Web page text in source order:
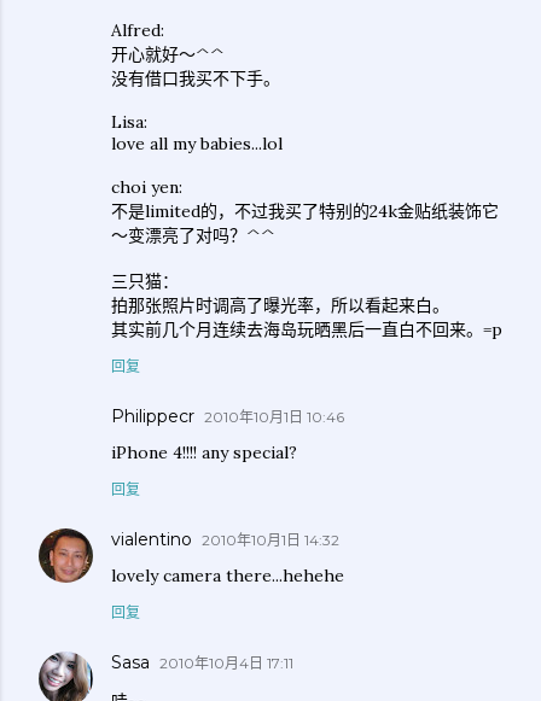
Alfred:
开心就好～^^
没有借口我买不下手。
Lisa:
love all my babies...lol
choi yen:
不是limited的，不过我买了特别的24k金贴纸装饰它
～变漂亮了对吗？^^
三只猫：
拍那张照片时调高了曝光率，所以看起来白。
其实前几个月连续去海岛玩晒黑后一直白不回来。=p
回复
Philippecr 2010年10月1日 10:46
iPhone 4!!!! any special?
回复
vialentino 2010年10月1日 14:32
lovely camera there...hehehe
回复
Sasa 2010年10月4日 17:11